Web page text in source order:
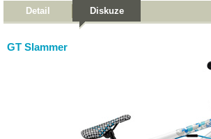
Detail Diskuze
GT Slammer